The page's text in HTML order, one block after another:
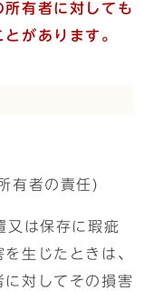
有者に対しても
があります。
有者の責任)
は保存に瑕疵
生じたときは、
に対してその損害